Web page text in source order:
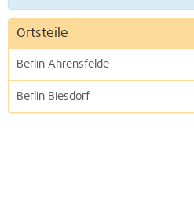
Ortsteile
Berlin Ahrensfelde
Berlin Biesdorf